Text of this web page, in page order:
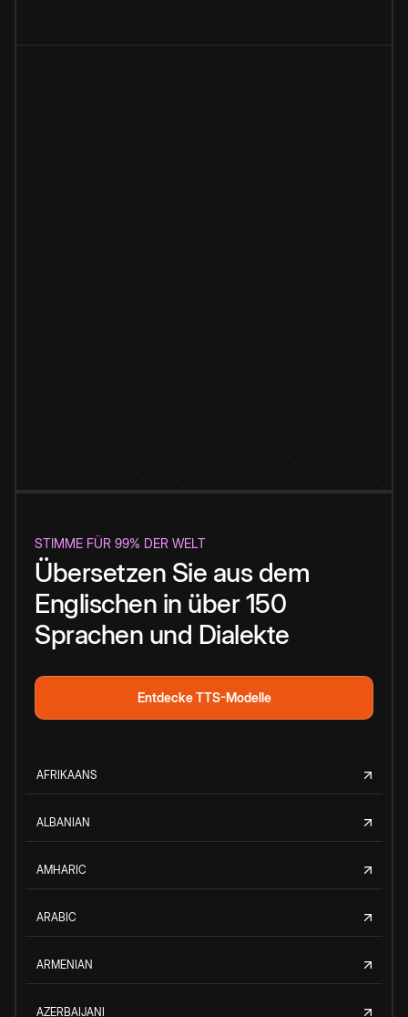
STIMME FÜR 99% DER WELT
Übersetzen Sie aus dem
Englischen in über 150
Sprachen und Dialekte
Entdecke TTS-Modelle
AFRIKAANS
ALBANIAN
AMHARIC
ARABIC
ARMENIAN
AZERBAIJANI